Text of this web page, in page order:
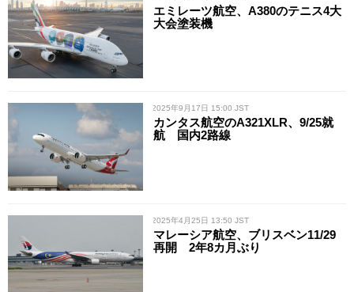
エミレーツ航空、A380のテニス4大
大会塗装機
/ 2025年9月17日 15:00 JST
カンタス航空のA321XLR、9/25就
航 国内2路線
/ 2025年4月25日 13:50 JST
マレーシア航空、ブリスベン11/29
再開 2年8カ月ぶり